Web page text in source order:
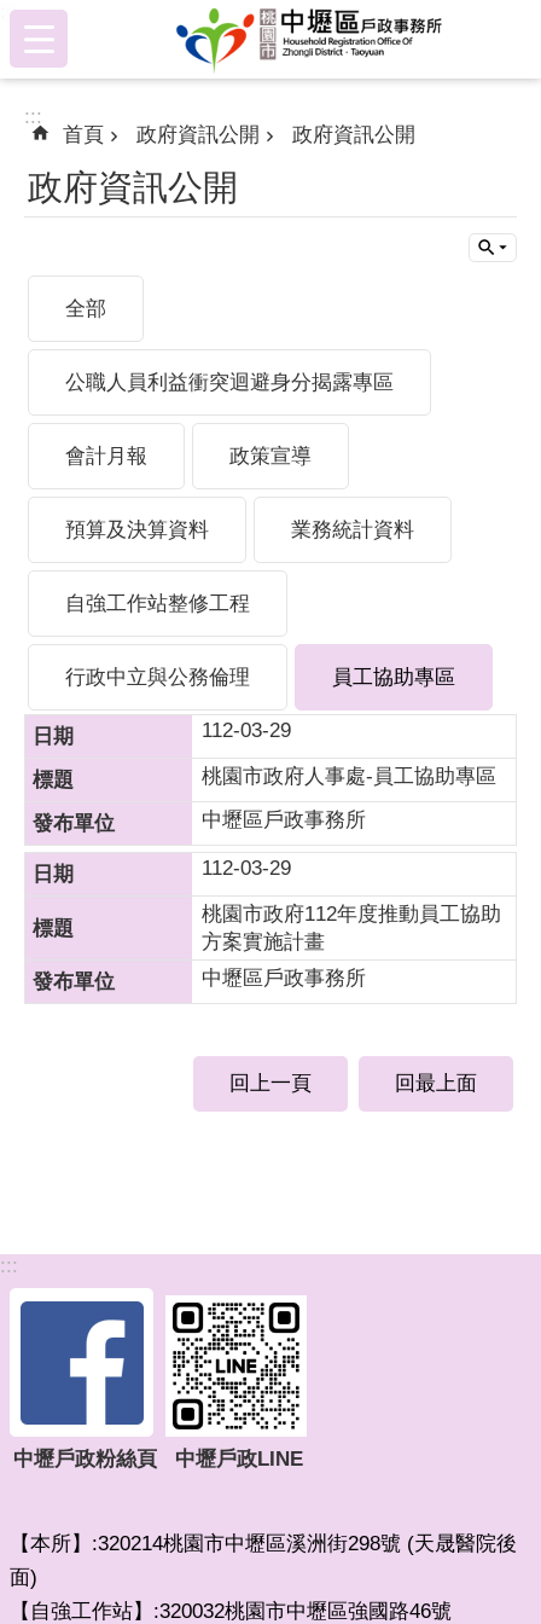
跳到主要內容區塊
:::
:::
首頁 政府資訊公開 政府資訊公開
政府資訊公開
全部
公職人員利益衝突迴避身分揭露專區
會計月報 政策宣導
預算及決算資料 業務統計資料
自強工作站整修工程
行政中立與公務倫理 員工協助專區
112-03-29
桃園市政府人事處-員工協助專區
中壢區戶政事務所
112-03-29
桃園市政府112年度推動員工協助
方案實施計畫
中壢區戶政事務所
回上一頁 回最上面
:::
中壢戶政粉絲頁 中壢戶政LINE
【本所】:320214桃園市中壢區溪洲街298號 (天晟醫院後
面)
【自強工作站】:320032桃園市中壢區強國路46號